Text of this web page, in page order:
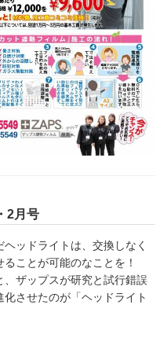
2月号
ッドライトは、交換しなく
ことが可能のなことを！
、ザップスが研究と試行錯誤
させたのが「ヘッドライト